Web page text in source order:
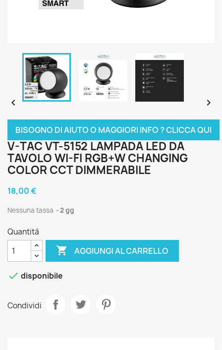
BISOGNO DI AIUTO O MAGGIORI INFO ? CLICCA QUI
 
V-TAC VT-5152 LAMPADA LED DA
TAVOLO WI-FI RGB+W CHANGING
COLOR CCT DIMMERABILE
18,00 €
Nessuna tassa 2 gg
Quantità
 AGGIUNGI AL CARRELLO
 disponibile
Condividi